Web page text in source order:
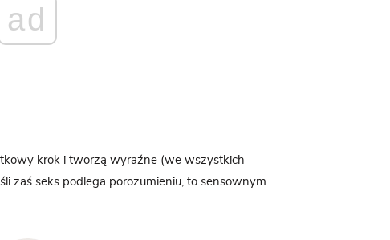
ad
krok i tworzą wyraźne (we wszystkich
zaś seks podlega porozumieniu, to sensownym